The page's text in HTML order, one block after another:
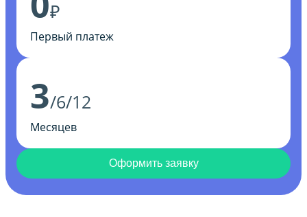
₽
Первый платеж
3/6/12
Месяцев
Оформить заявку